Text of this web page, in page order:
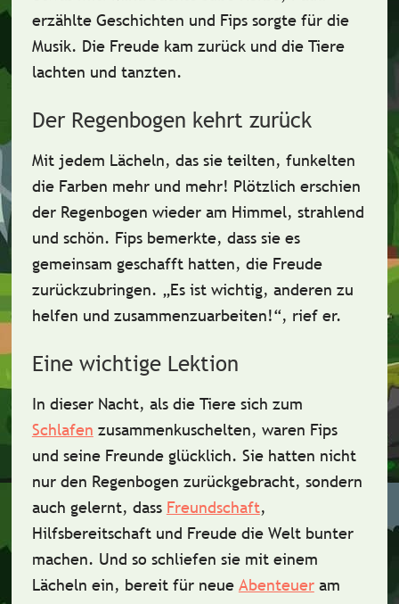
erzählte Geschichten und Fips sorgte für die
Musik. Die Freude kam zurück und die Tiere
lachten und tanzten.
Der Regenbogen kehrt zurück
Mit jedem Lächeln, das sie teilten, funkelten
die Farben mehr und mehr! Plötzlich erschien
der Regenbogen wieder am Himmel, strahlend
und schön. Fips bemerkte, dass sie es
gemeinsam geschafft hatten, die Freude
zurückzubringen. „Es ist wichtig, anderen zu
helfen und zusammenzuarbeiten!“, rief er.
Eine wichtige Lektion
In dieser Nacht, als die Tiere sich zum
Schlafen zusammenkuschelten, waren Fips
und seine Freunde glücklich. Sie hatten nicht
nur den Regenbogen zurückgebracht, sondern
auch gelernt, dass Freundschaft,
Hilfsbereitschaftund Freudedie Welt bunter
machen. Und so schliefen sie mit einem
Lächeln ein, bereit für neue Abenteueram